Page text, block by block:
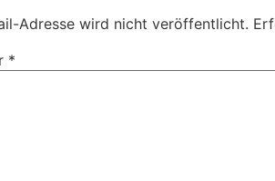
Adresse wird nicht veröffentlicht.
*